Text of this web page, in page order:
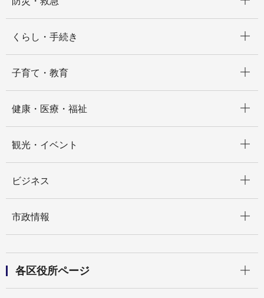
くらし・手続き
子育て・教育
健康・医療・福祉
観光・イベント
ビジネス
市政情報
各区役所ページ